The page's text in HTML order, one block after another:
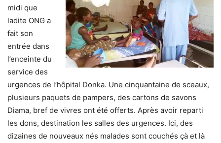
midi que
ladite ONG a
fait son
entrée dans
l’enceinte du
service des
urgences de l’hôpital Donka. Une cinquantaine de sceaux,
plusieurs paquets de pampers, des cartons de savons
Diama, bref de vivres ont été offerts. Après avoir reparti
les dons, destination les salles des urgences. Ici, des
dizaines de nouveaux nés malades sont couchés çà et là